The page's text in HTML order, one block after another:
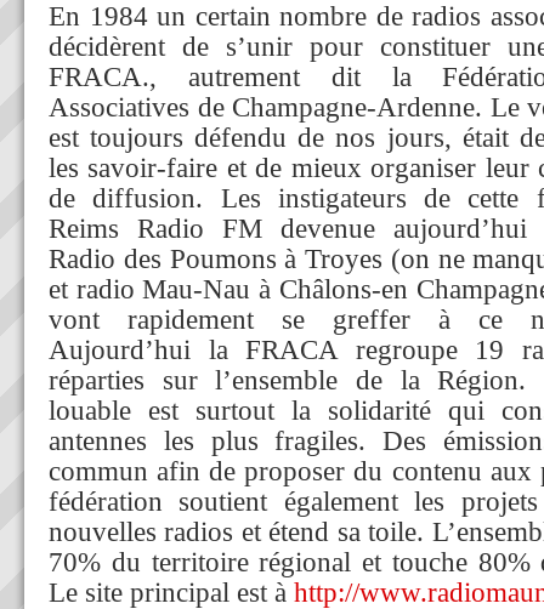
En 1984 un certain nombre de radios
décidèrent de s’unir pour constituer
FRACA., autrement dit la
Associatives de Champagne-Ardenne. Le
est toujours défendu de nos jours, était
les savoir-faire et de mieux organiser leur
de diffusion. Les instigateurs de cette
Reims Radio FM devenue aujourd’hui
Radio des Poumons à Troyes (on ne
et radio Mau-Nau à Châlons-en
vont rapidement se greffer à ce
Aujourd’hui la FRACA regroupe 19
réparties sur l’ensemble de la
louable est surtout la solidarité qui
antennes les plus fragiles. Des
commun afin de proposer du contenu aux
fédération soutient également les
nouvelles radios et étend sa toile.
70% du territoire régional et touche 80%
Le site principal est à http://